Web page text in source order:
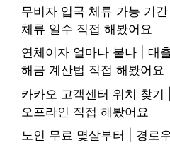
무비자 입국 체류 가능 기
체류 일수 직접 해봤어요
연체이자 얼마나 붙나 | 대
해금 계산법 직접 해봤어요
카카오 고객센터 위치 찾기
오프라인 직접 해봤어요
노인 무료 몇살부터 | 경로